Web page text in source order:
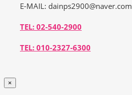
E-MAIL: dainps2900@naver.com
TEL: 02-540-2900
TEL: 010-2327-6300
×